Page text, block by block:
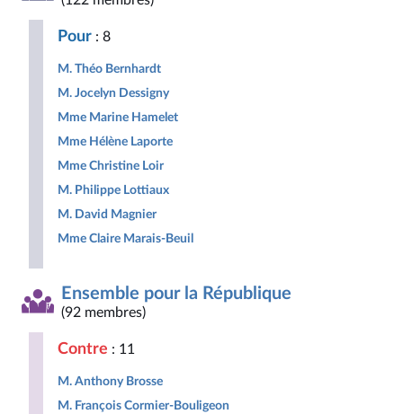
Républicaine
Pour : 8
M. Théo Bernhardt
M. Jocelyn Dessigny
Mme Marine Hamelet
Mme Hélène Laporte
Mme Christine Loir
M. Philippe Lottiaux
M. David Magnier
Mme Claire Marais-Beuil
Ensemble pour la République
(92 membres)
Contre : 11
M. Anthony Brosse
M. François Cormier-Bouligeon